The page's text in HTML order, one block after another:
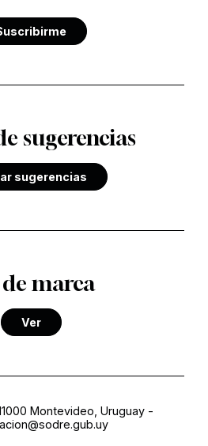
sugerencias
sugerencias
marca
Ver
Montevideo, Uruguay-